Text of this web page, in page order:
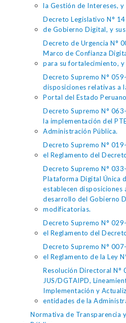
la Gestión de Intereses,
Decreto Legislativo N°
de Gobierno Digital, y
Decreto de Urgencia N°
Marco de Confianza
para su fortalecimiento,
Decreto Supremo N°
disposiciones relativas a
Portal del Estado
Decreto Supremo N°
la implementación del
Administración Pública.
Decreto Supremo N°
el Reglamento del
Decreto Supremo N°
Plataforma Digital Única
establecen disposiciones
desarrollo del Gobierno
modificatorias.
Decreto Supremo N°
el Reglamento del
Decreto Supremo N°
el Reglamento de la Ley
Resolución Directoral N°
JUS/DGTAIPD,
Implementación y
entidades de la
Normativa de Transparencia